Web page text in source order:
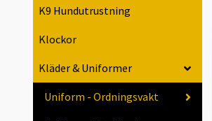
K9 Hundutrustning
Klockor
Kläder & Uniformer
Uniform - Ordningsvakt